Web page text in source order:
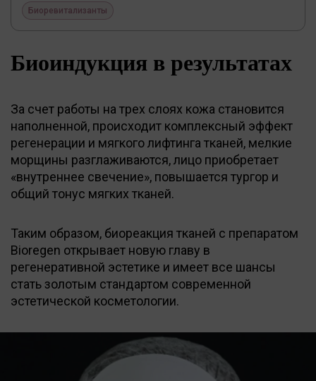
Биоревитализанты
Биоиндукция в результатах
За счет работы на трех слоях кожа становится
наполненной, происходит комплексный эффект
регенерации и мягкого лифтинга тканей, мелкие
морщины разглаживаются, лицо приобретает
«внутреннее свечение», повышается тургор и
общий тонус мягких тканей.
Таким образом, биореакция тканей с препаратом
Bioregen открывает новую главу в
регенеративной эстетике и имеет все шансы
стать золотым стандартом современной
эстетической косметологии.